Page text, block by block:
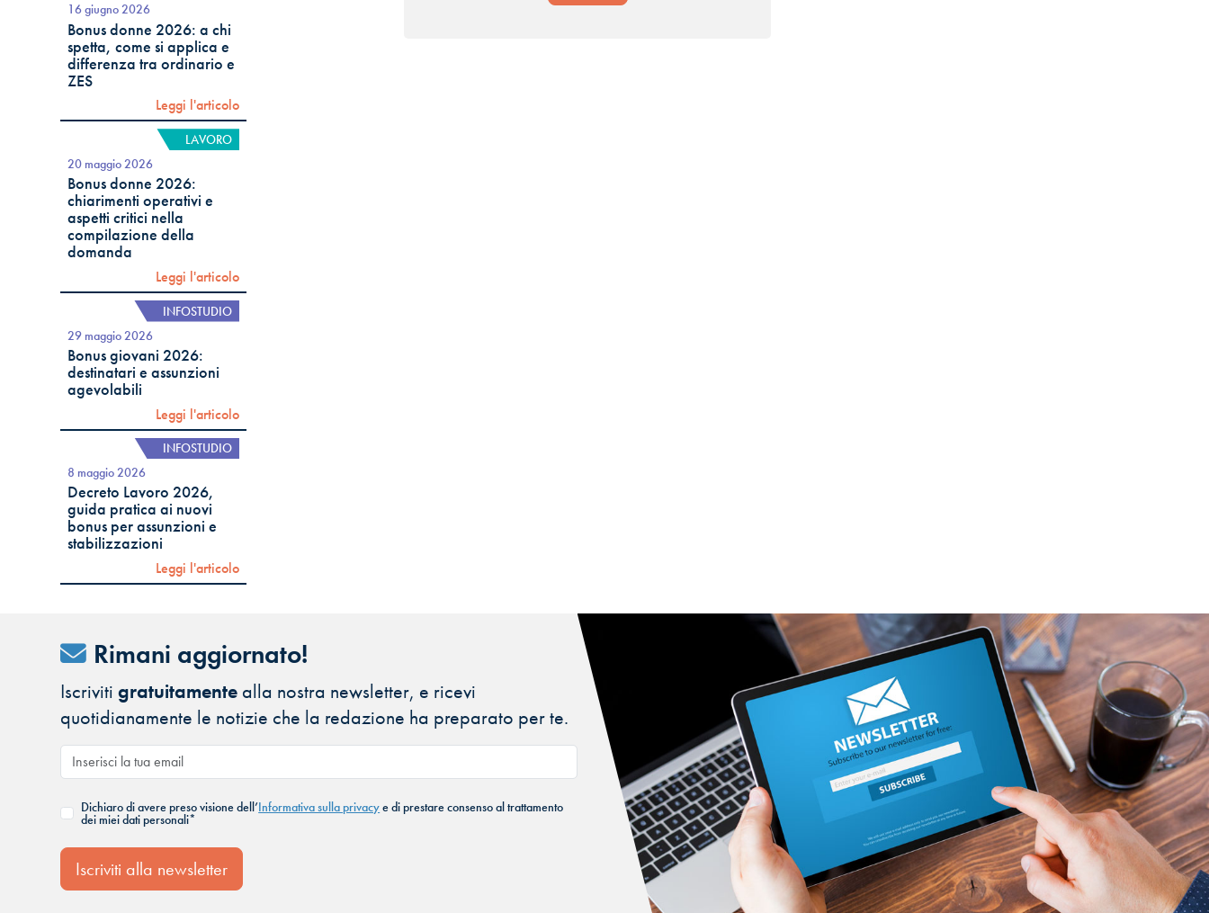
16 giugno 2026
Bonus donne 2026: a chi
spetta, come si applica e
differenza tra ordinario e
ZES
Leggi l'articolo
LAVORO
20 maggio 2026
Bonus donne 2026:
chiarimenti operativi e
aspetti critici nella
compilazione della
domanda
Leggi l'articolo
INFOSTUDIO
29 maggio 2026
Bonus giovani 2026:
destinatari e assunzioni
agevolabili
Leggi l'articolo
INFOSTUDIO
8 maggio 2026
Decreto Lavoro 2026,
guida pratica ai nuovi
bonus per assunzioni e
stabilizzazioni
Leggi l'articolo
Rimani aggiornato!
Iscrivitigratuitamente alla nostra newsletter, e ricevi
quotidianamente le notizie che la redazione ha preparato per te.
Dichiaro di avere preso visione dell’Informativa sulla privacye di prestare consenso al trattamento
dei miei dati personali*
Iscriviti alla newsletter